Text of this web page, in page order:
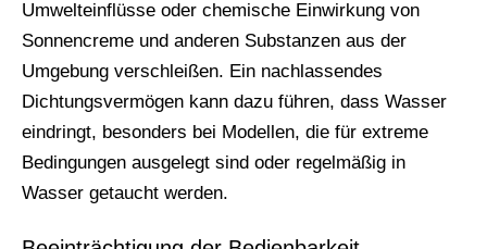
Umwelteinflüsse oder chemische Einwirkung von
Sonnencreme und anderen Substanzen aus der
Umgebung verschleißen. Ein nachlassendes
Dichtungsvermögen kann dazu führen, dass Wasser
eindringt, besonders bei Modellen, die für extreme
Bedingungen ausgelegt sind oder regelmäßig in
Wasser getaucht werden.